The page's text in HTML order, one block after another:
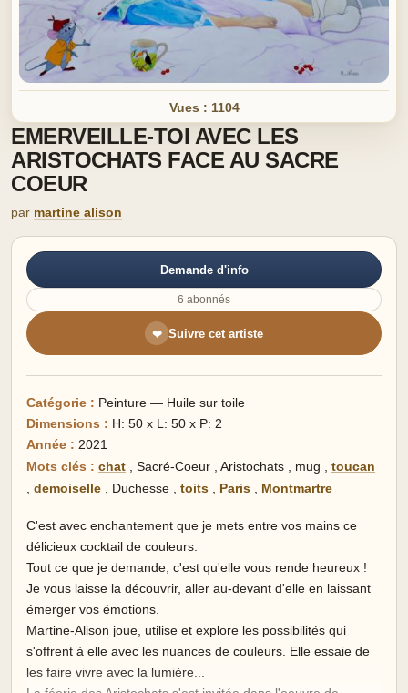
Vues : 1104
EMERVEILLE-TOI AVEC LES
ARISTOCHATS FACE AU SACRE
COEUR
par martine alison
Demande d'info
6 abonnés
❤ Suivre cet artiste
Catégorie : Peinture — Huile sur toile
Dimensions : H: 50 x L: 50 x P: 2
Année : 2021
Mots clés : chat , Sacré-Coeur , Aristochats , mug , toucan
, demoiselle , Duchesse , toits , Paris , Montmartre
C'est avec enchantement que je mets entre vos mains ce
délicieux cocktail de couleurs.
Tout ce que je demande, c'est qu'elle vous rende heureux !
Je vous laisse la découvrir, aller au-devant d'elle en laissant
émerger vos émotions.
Martine-Alison joue, utilise et explore les possibilités qui
s'offrent à elle avec les nuances de couleurs. Elle essaie de
les faire vivre avec la lumière...